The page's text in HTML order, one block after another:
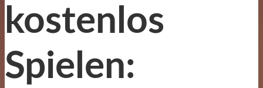
kostenlos
Spielen: